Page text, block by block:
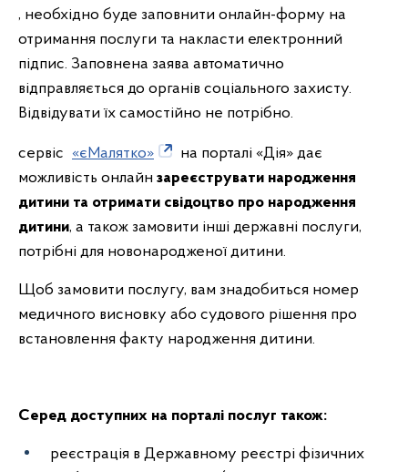
, необхідно буде заповнити онлайн-форму на
отримання послуги та накласти електронний
підпис. Заповнена заява автоматично
відправляється до органів соціального захисту.
Відвідувати їх самостійно не потрібно.
сервіс «єМалятко»
на порталі «Дія» дає
можливість онлайн зареєструвати народження
дитини та отримати свідоцтво про народження
дитини, а також замовити інші державні послуги,
потрібні для новонародженої дитини.
Щоб замовити послугу, вам знадобиться номер
медичного висновку або судового рішення про
встановлення факту народження дитини.
Серед доступних на порталі послуг також:
реєстрація в Державному реєстрі фізичних